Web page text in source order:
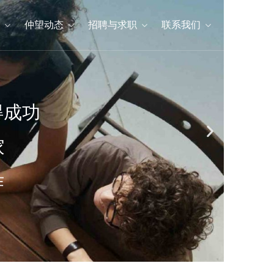
仲望动态 招聘与求职 联系我们
功
家
作